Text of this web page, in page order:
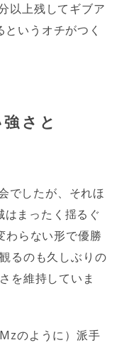
以上残してギブア
いうオチがつく
さと
でしたが、それほ
まったく揺るぐ
わらない形で優勝
るのも久しぶりの
を維持していま
のように）派手